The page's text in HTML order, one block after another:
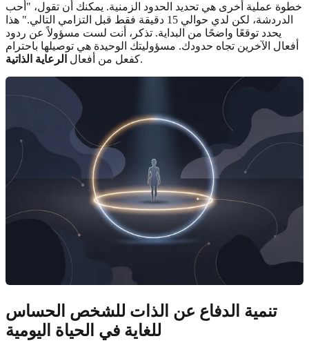
خطوة عملية أخرى هي تحديد الحدود الزمنية. يمكنك أن تقول، "أحب
الدردشة، لكن لدي حوالي 15 دقيقة فقط قبل التزامي التالي." هذا
يحدد توقعًا واضحًا من البداية. تذكر، أنت لست مسؤولاً عن ردود
أفعال الآخرين تجاه حدودك. مسؤوليتك الوحيدة هي توصيلها باحترام
كفعل من أفعال الرعاية الذاتية .
تنمية الدفاع عن الذات للشخص الحساس
للغاية في الحياة اليومية